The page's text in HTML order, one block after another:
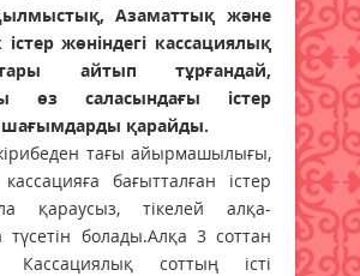
Азаматтық және
істер жөніндегі кассациялық
айтып тұрғандай,
өз саласындағы істер
қарайды.
тағы айырмашылығы,
бағытталған істер
қараусыз, тікелей алқа-
түсетін болады.Алқа 3 соттан
Кассациялық соттың істі